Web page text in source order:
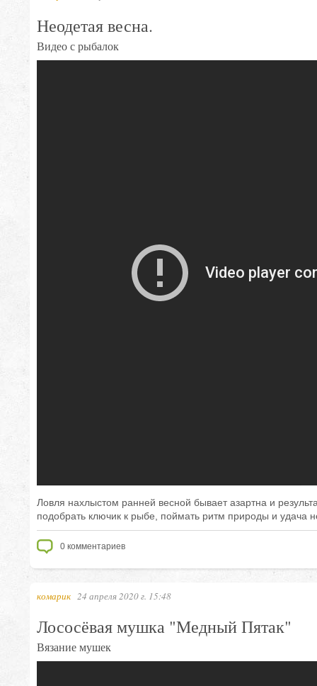
Неодетая весна.
Видео с рыбалок
Ловля нахлыстом ранней весной бывает азартна и
подобрать ключик к рыбе, поймать ритм природы и удача
0 комментариев
комарик 24 апреля 2020 г. 15:48
Лососёвая мушка "Медный Пятак"
Вязание мушек